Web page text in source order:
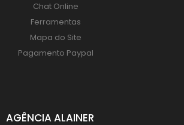
Chat Online
Ferramentas
Mapa do Site
Pagamento Paypal
AGÊNCIA ALAINER